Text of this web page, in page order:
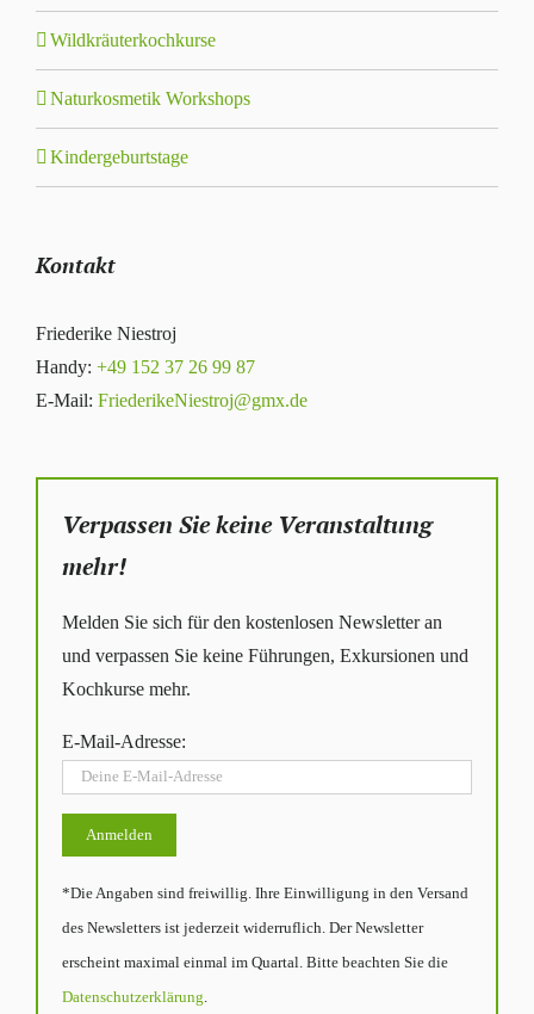
Wildkräuterkochkurse
Naturkosmetik Workshops
Kindergeburtstage
Kontakt
Friederike Niestroj
Handy: +49 152 37 26 99 87
E-Mail: FriederikeNiestroj@gmx.de
Verpassen Sie keine Veranstaltung
mehr!
Melden Sie sich für den kostenlosen Newsletter an
und verpassen Sie keine Führungen, Exkursionen und
Kochkurse mehr.
E-Mail-Adresse:
*Die Angaben sind freiwillig. Ihre Einwilligung in den Versand
des Newsletters ist jederzeit widerruflich. Der Newsletter
erscheint maximal einmal im Quartal. Bitte beachten Sie die
Datenschutzerklärung